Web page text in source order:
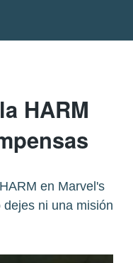
HARM
en Marvel's
ni una misión